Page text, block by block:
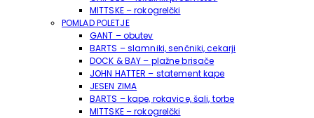
MITTSKE – rokogrelčki
POMLAD POLETJE
GANT – obutev
BARTS – slamniki, senčniki, cekarji
DOCK & BAY – plažne brisače
JOHN HATTER – statement kape
JESEN ZIMA
BARTS – kape, rokavice, šali, torbe
MITTSKE – rokogrelčki